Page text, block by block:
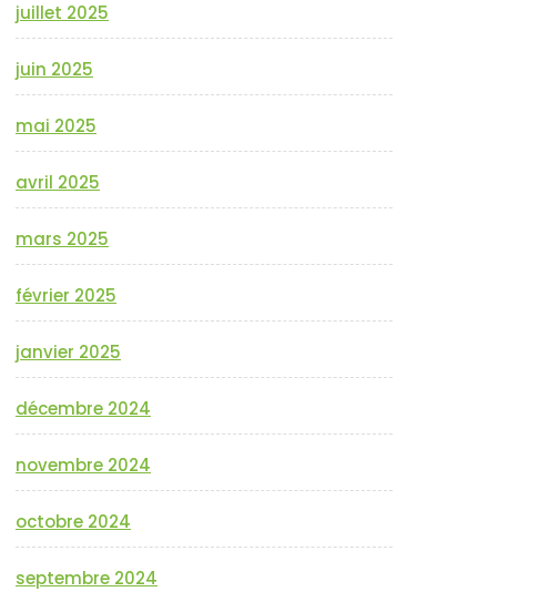
juillet 2025
juin 2025
mai 2025
avril 2025
mars 2025
février 2025
janvier 2025
décembre 2024
novembre 2024
octobre 2024
septembre 2024